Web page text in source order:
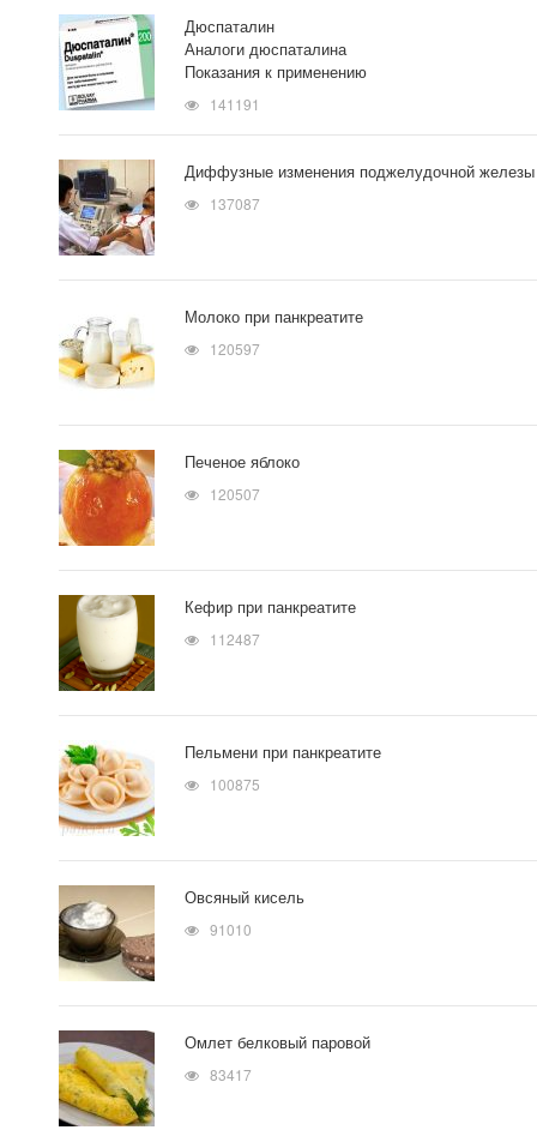
Дюспаталин
Аналоги дюспаталина
Показания к применению
141191
Диффузные изменения поджелудочной железы
137087
Молоко при панкреатите
120597
Печеное яблоко
120507
Кефир при панкреатите
112487
Пельмени при панкреатите
100875
Овсяный кисель
91010
Омлет белковый паровой
83417